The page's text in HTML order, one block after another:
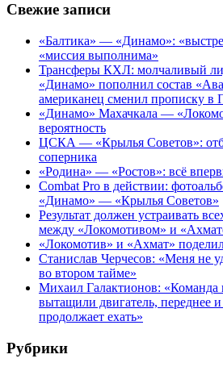
Свежие записи
«Балтика» — «Динамо»:
«миссия выполнима»
Трансферы КХЛ: молчаливый
«Динамо» пополнил состав
американец сменил прописку в
«Динамо» Махачкала —
вероятность
ЦСКА — «Крылья Советов»:
соперника
«Родина» — «Ростов»: всё
Combat Pro в действии:
«Динамо» — «Крылья Советов»
Результат должен устраивать
между «Локомотивом» и
«Локомотив» и «Ахмат»
Станислав Черчесов: «Меня не
во втором тайме»
Михаил Галактионов: «Команда
вытащили двигатель, переднее и
продолжает ехать»
Рубрики